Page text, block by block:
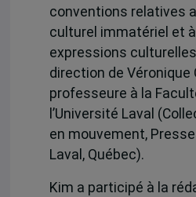
conventions relatives
culturel immatériel et
expressions
direction de Véronique
professeure à la
l’Université Laval
en mouvement,
Laval, Québec).
Kim a participé à la